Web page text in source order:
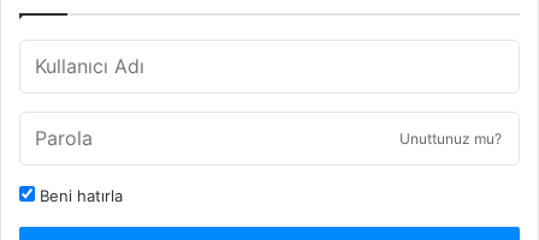
Unuttunuz mu?
Beni hatırla